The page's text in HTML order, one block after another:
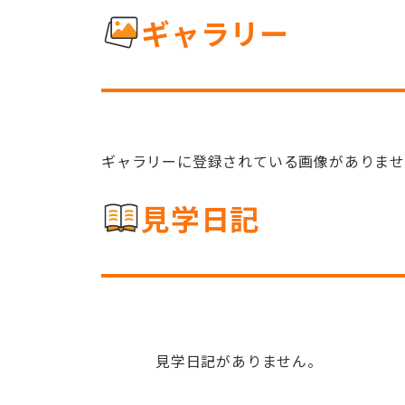
ギャラリー
ギャラリーに登録されている画像がありま
見学日記
見学日記がありません。